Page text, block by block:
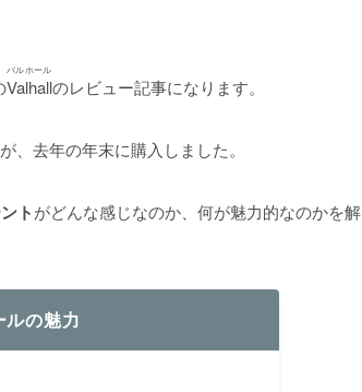
Valhall
バルホール
のレビュー記事になります。
去年の年末に購入しました。
トがどんな感じなのか、何が魅力的なのかを解
の魅力